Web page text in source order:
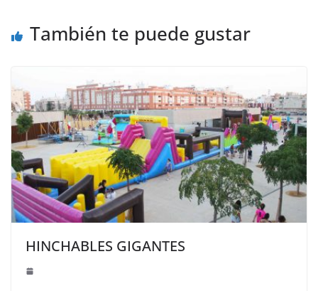
También te puede gustar
HINCHABLES GIGANTES